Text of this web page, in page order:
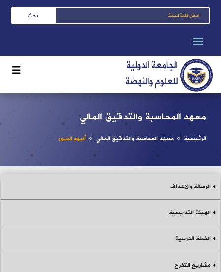
معهد المحاسبة والتدقيق المالي
الرئيسية 8 معهد المحاسبة والتدقيق المالي 8 ألبوم الصور
الرسالة والاهداف
الهيئة التدريسية
الخطة الدرسية
مشاريع التخرج